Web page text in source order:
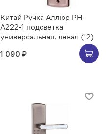
Китай Ручка Аллюр РН-
А222-1 подсветка
универсальная, левая (12)
1 090 ₽